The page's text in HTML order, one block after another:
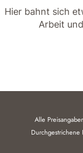
Hier bahnt sich
Arbeit
Alle
Durchgestrichene